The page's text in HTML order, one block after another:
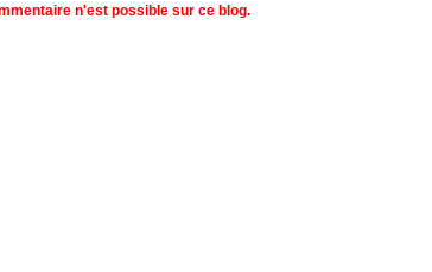
n'est possible sur ce blog.